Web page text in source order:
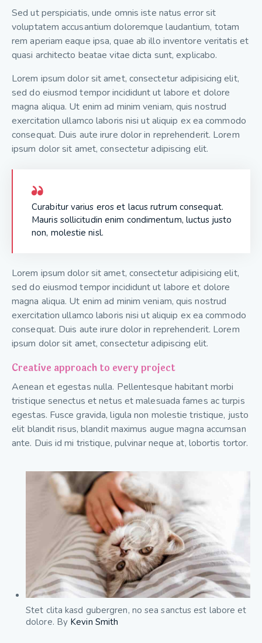
Sed ut perspiciatis, unde omnis iste natus error sit
voluptatem accusantium doloremque laudantium, totam
rem aperiam eaque ipsa, quae ab illo inventore veritatis et
quasi architecto beatae vitae dicta sunt, explicabo.
Lorem ipsum dolor sit amet, consectetur adipisicing elit,
sed do eiusmod tempor incididunt ut labore et dolore
magna aliqua. Ut enim ad minim veniam, quis nostrud
exercitation ullamco laboris nisi ut aliquip ex ea commodo
consequat. Duis aute irure dolor in reprehenderit. Lorem
ipsum dolor sit amet, consectetur adipiscing elit.
Curabitur varius eros et lacus rutrum consequat.
Mauris sollicitudin enim condimentum, luctus justo
non, molestie nisl.
Lorem ipsum dolor sit amet, consectetur adipisicing elit,
sed do eiusmod tempor incididunt ut labore et dolore
magna aliqua. Ut enim ad minim veniam, quis nostrud
exercitation ullamco laboris nisi ut aliquip ex ea commodo
consequat. Duis aute irure dolor in reprehenderit. Lorem
ipsum dolor sit amet, consectetur adipiscing elit.
Creative approach to every project
Aenean et egestas nulla. Pellentesque habitant morbi
tristique senectus et netus et malesuada fames ac turpis
egestas. Fusce gravida, ligula non molestie tristique, justo
elit blandit risus, blandit maximus augue magna accumsan
ante. Duis id mi tristique, pulvinar neque at, lobortis tortor.
Stet clita kasd gubergren, no sea sanctus est labore et
dolore. By Kevin Smith